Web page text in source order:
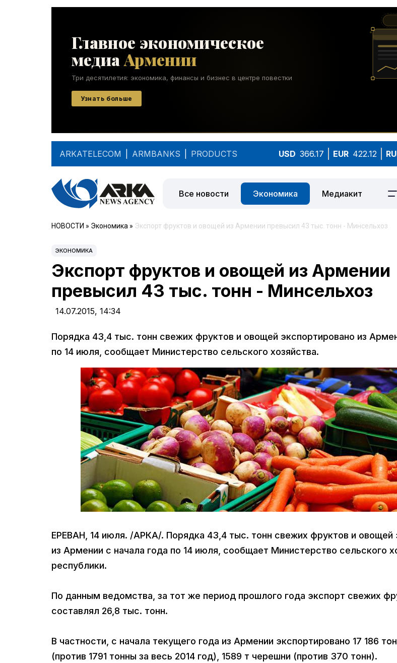
ARKATELECOM ARMBANKS PRODUCTS USD 366.17 EUR 422.12
Все новости Экономика Медиакит
НОВОСТИ » Экономика » Экспорт фруктов и овощей из Армении превысил 43 тыс. тонн - Минсельхоз
ЭКОНОМИКА
Экспорт фруктов и овощей из Армении
превысил 43 тыс. тонн - Минсельхоз
14.07.2015, 14:34
Порядка 43,4 тыс. тонн свежих фруктов и овощей экспортировано из
по 14 июля, сообщает Министерство сельского хозяйства.
ЕРЕВАН, 14 июля. /АРКА/. Порядка 43,4 тыс. тонн свежих фруктов и овощей
из Армении с начала года по 14 июля, сообщает Министерство сельского
республики.
По данным ведомства, за тот же период прошлого года экспорт свежих
составлял 26,8 тыс. тонн.
В частности, с начала текущего года из Армении экспортировано 17 186
(против 1791 тонны за весь 2014 год), 1589 т черешни (против 370 тонн).